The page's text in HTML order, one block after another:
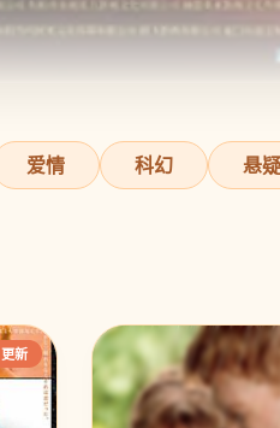
爱情 科幻 悬疑
更新